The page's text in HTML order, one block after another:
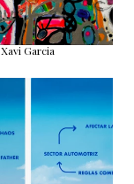
Xavi Garcia